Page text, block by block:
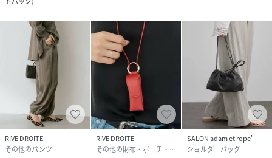
【ベージュ】羊革（スエード） 付属：人工皮革 裏地：ポ
リエステル
人工皮革場所：ショルダー丸紐、紐先フリンジ
▼商品の詳細情報はブログで解説▼
------------------------------------------------------------
--------------------
【お買い物をもっと便利に楽しく♪】
『♡』をクリックでお気に入り登録
RIVE DROITE
その他のパンツ
RIVE DROITE
その他の財布・ポーチ・ケース
SALON adam et rope'
ショルダーバッグ